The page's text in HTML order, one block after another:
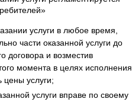
услуги в любое время,
части оказанной услуги до
договора и возместив
момента в целях исполнения
цены услуги;
услуги вправе по своему